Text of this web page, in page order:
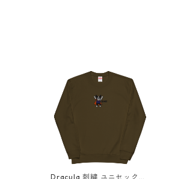
Dracula 刺繍 ユニセックス